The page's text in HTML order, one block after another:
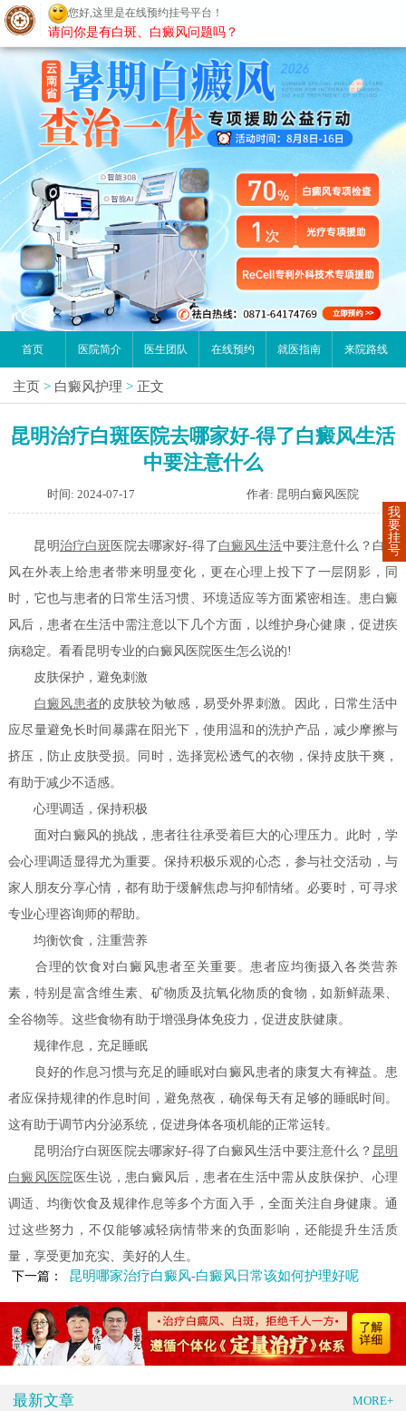
昆明白癜风医院
首页 医院简介 医生团队 在线预约 就医指南 来院路线
主页 > 白癜风护理 > 正文
昆明治疗白斑医院去哪家好-得了白癜风生活
中要注意什么
时间: 2024-07-17 作者: 昆明白癜风医院
昆明治疗白斑 医院去哪家好-得了 白癜风生活中要注意什么？白癜
风在外表上给患者带来明显变化，更在心理上投下了一层阴影，同
时，它也与患者的日常生活习惯、环境适应等方面紧密相连。患白癜
风后，患者在生活中需注意以下几个方面，以维护身心健康，促进疾
病稳定。看看昆明专业的白癜风医院医生怎么说的!
皮肤保护，避免刺激
白癜风患者的皮肤较为敏感，易受外界刺激。因此，日常生活中
应尽量避免长时间暴露在阳光下，使用温和的洗护产品，减少摩擦与
挤压，防止皮肤受损。同时，选择宽松透气的衣物，保持皮肤干爽，
有助于减少不适感。
心理调适，保持积极
面对白癜风的挑战，患者往往承受着巨大的心理压力。此时，学
会心理调适显得尤为重要。保持积极乐观的心态，参与社交活动，与
家人朋友分享心情，都有助于缓解焦虑与抑郁情绪。必要时，可寻求
专业心理咨询师的帮助。
均衡饮食，注重营养
合理的饮食对白癜风患者至关重要。患者应均衡摄入各类营养
素，特别是富含维生素、矿物质及抗氧化物质的食物，如新鲜蔬果、
全谷物等。这些食物有助于增强身体免疫力，促进皮肤健康。
规律作息，充足睡眠
良好的作息习惯与充足的睡眠对白癜风患者的康复大有裨益。患
者应保持规律的作息时间，避免熬夜，确保每天有足够的睡眠时间。
这有助于调节内分泌系统，促进身体各项机能的正常运转。
昆明治疗白斑医院去哪家好-得了白癜风生活中要注意什么？ 昆明
白癜风医院 医生说，患白癜风后，患者在生活中需从皮肤保护、心理
调适、均衡饮食及规律作息等多个方面入手，全面关注自身健康。通
过这些努力，不仅能够减轻病情带来的负面影响，还能提升生活质
量，享受更加充实、美好的人生。
下一篇：
昆明哪家治疗白癜风-白癜风日常该如何护理好呢
最新文章 MORE+
我
要
挂
号
您好,这里是在线预约挂号平台！
请问你是有白斑、白癜风问题吗？